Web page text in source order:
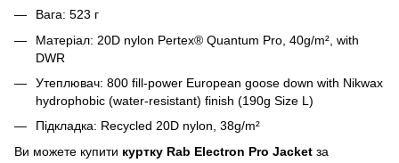
Вага: 523 г
Матеріал: 20D nylon Pertex® Quantum Pro, 40g/m², with
DWR
Утеплювач: 800 fill-power European goose down with Nikwax
hydrophobic (water-resistant) finish (190g Size L)
Підкладка: Recycled 20D nylon, 38g/m²
Ви можете купити куртку Rab Electron Pro Jacket за